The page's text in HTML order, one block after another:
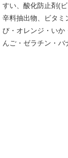
すい、酸化防止剤(
辛料抽出物、ビタミ
び・オレンジ・いか
んご・ゼラチン・バ